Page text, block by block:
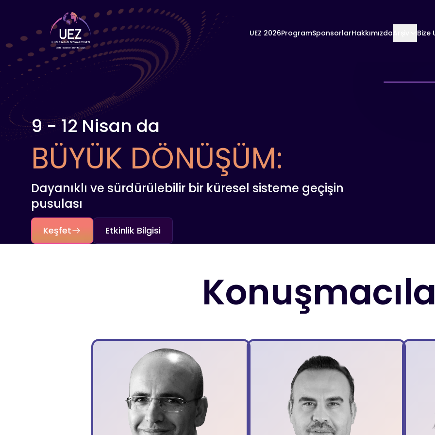
UEZ 2026ProgramSponsorlarHakkımızda Bize
9 - 12 Nisan da
BÜYÜK DÖNÜŞÜM:
Dayanıklı ve sürdürülebilir bir küresel sisteme geçişin
pusulası
Keşfet Etkinlik Bilgisi